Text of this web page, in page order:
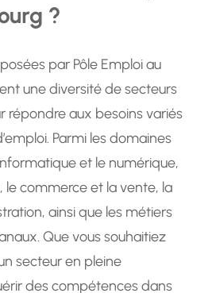
?
par Pôle Emploi au
une diversité de secteurs
répondre aux besoins variés
Parmi les domaines
et le numérique,
le commerce et la vente, la
ainsi que les métiers
Que vous souhaitiez
secteur en pleine
des compétences dans